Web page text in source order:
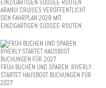
ARANUI CRUISES VERÖFFENTLICHT
DEN FAHRPLAN 2028 MIT
EINZIGARTIGEN SÜDSEE-ROUTEN
FRÜH BUCHEN UND SPAREN: RIVERLY
STARTET HAUSBOOT BUCHUNGEN FÜR
2027